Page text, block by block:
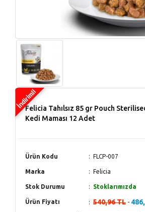
Felicia Tahılsız 85 gr Pouch
Kedi Maması 12 Adet
Ürün Kodu FLCP-007
Marka Felicia
Stok Durumu Stoklarımızda
Ürün Fiyatı 540,96 TL -